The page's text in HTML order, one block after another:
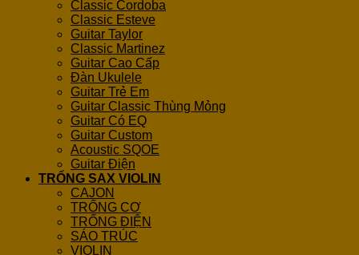
Classic Cordoba
Classic Esteve
Guitar Taylor
Classic Martinez
Guitar Cao Cấp
Đàn Ukulele
Guitar Trẻ Em
Guitar Classic Thùng Mỏng
Guitar Có EQ
Guitar Custom
Acoustic SQOE
Guitar Điện
TRỐNG SAX VIOLIN
CAJON
TRỐNG CƠ
TRỐNG ĐIỆN
SÁO TRÚC
VIOLIN